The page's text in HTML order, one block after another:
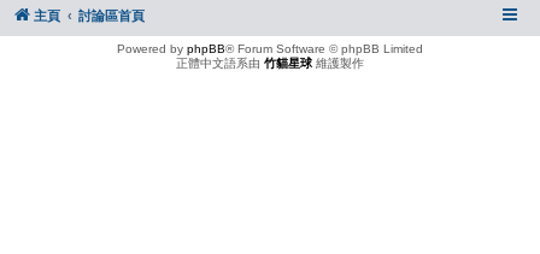
主頁 討論區首頁
Powered by phpBB® Forum Software © phpBB Limited
正體中文語系由 竹貓星球 維護製作